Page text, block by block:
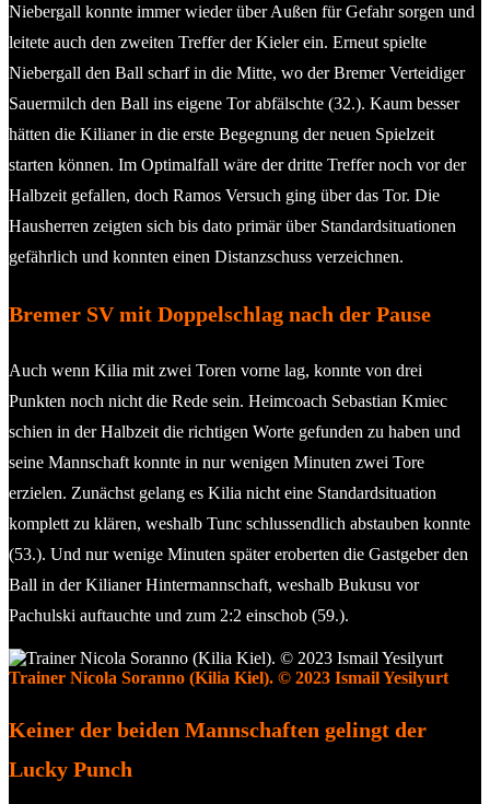
Niebergall konnte immer wieder über Außen für Gefahr sorgen und
leitete auch den zweiten Treffer der Kieler ein. Erneut spielte
Niebergall den Ball scharf in die Mitte, wo der Bremer Verteidiger
Sauermilch den Ball ins eigene Tor abfälschte (32.). Kaum besser
hätten die Kilianer in die erste Begegnung der neuen Spielzeit
starten können. Im Optimalfall wäre der dritte Treffer noch vor der
Halbzeit gefallen, doch Ramos Versuch ging über das Tor. Die
Hausherren zeigten sich bis dato primär über Standardsituationen
gefährlich und konnten einen Distanzschuss verzeichnen.
Bremer SV mit Doppelschlag nach der Pause
Auch wenn Kilia mit zwei Toren vorne lag, konnte von drei
Punkten noch nicht die Rede sein. Heimcoach Sebastian Kmiec
schien in der Halbzeit die richtigen Worte gefunden zu haben und
seine Mannschaft konnte in nur wenigen Minuten zwei Tore
erzielen. Zunächst gelang es Kilia nicht eine Standardsituation
komplett zu klären, weshalb Tunc schlussendlich abstauben konnte
(53.). Und nur wenige Minuten später eroberten die Gastgeber den
Ball in der Kilianer Hintermannschaft, weshalb Bukusu vor
Pachulski auftauchte und zum 2:2 einschob (59.).
Trainer Nicola Soranno (Kilia Kiel). © 2023 Ismail Yesilyurt
Keiner der beiden Mannschaften gelingt der
Lucky Punch